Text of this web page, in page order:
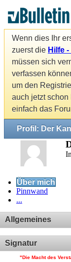
Wenn dies Ihr
zuerst die Hilfe
müssen sich
verfassen
um den
auch jetzt
einfach das
Profil: Der
Über mich
Pinnwand
...
Allgemeines
Signatur
"Die Macht des